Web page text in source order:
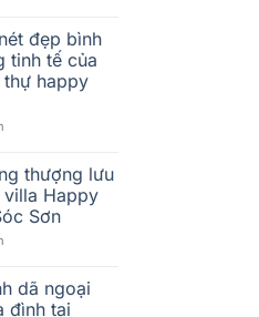
đẹp bình
tinh tế của
happy
thượng lưu
Happy
Sơn
dã ngoại
đình tại